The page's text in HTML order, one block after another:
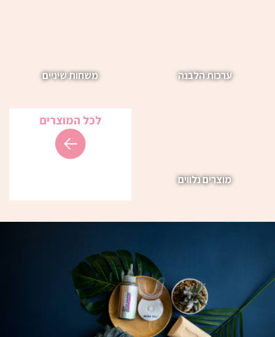
ערכות הלבנה משחות שיניים
מוצרים נלווים
לכל המוצרים